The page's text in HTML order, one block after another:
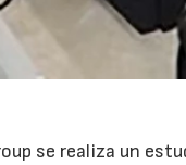
se realiza un